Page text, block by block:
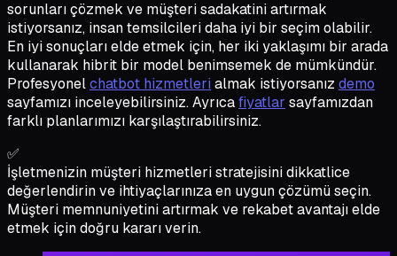
sorunları çözmek ve müşteri sadakatini artırmak
istiyorsanız, insan temsilcileri daha iyi bir seçim olabilir.
En iyi sonuçları elde etmek için, her iki yaklaşımı bir arada
kullanarak hibrit bir model benimsemek de mümkündür.
Profesyonelchatbot hizmetlerialmak istiyorsanız demo
sayfamızı inceleyebilirsiniz. Ayrıcafiyatlar sayfamızdan
farklı planlarımızı karşılaştırabilirsiniz.
✅
İşletmenizin müşteri hizmetleri stratejisini dikkatlice
değerlendirin ve ihtiyaçlarınıza en uygun çözümü seçin.
Müşteri memnuniyetini artırmak ve rekabet avantajı elde
etmek için doğru kararı verin.